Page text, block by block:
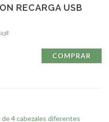
RECARGA USB
COMPRAR